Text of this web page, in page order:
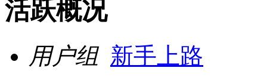
活跃概况
用户组 新手上路